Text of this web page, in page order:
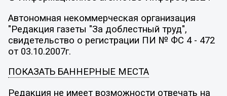
Автономная некоммерческая организация
"Редакция газеты "За доблестный труд",
свидетельство о регистрации ПИ № ФС 4 - 472
от 03.10.2007г.
ПОКАЗАТЬ БАННЕРНЫЕ МЕСТА
Редакция не имеет возможности отвечать на